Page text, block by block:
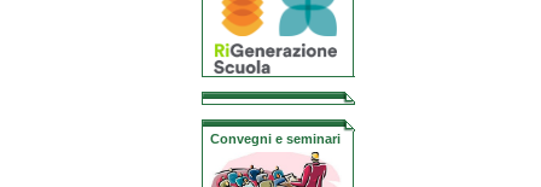
Convegni e seminari